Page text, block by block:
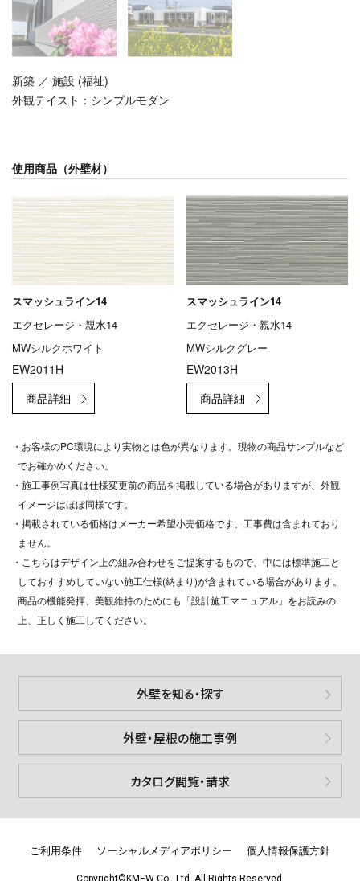
新築 ／ 施設 (福祉)
外観テイスト： シンプルモダン
使用商品（外壁材）
スマッシュライン14
エクセレージ・親水14
MWシルクホワイト
EW2011H
スマッシュライン14
エクセレージ・親水14
MWシルクグレー
EW2013H
・お客様のPC環境により実物とは色が異なります。現物の商品サンプルなど
でお確かめください。
・施工事例写真は仕様変更前の商品を掲載している場合がありますが、外観
イメージはほぼ同様です。
・掲載されている価格はメーカー希望小売価格です。工事費は含まれており
ません。
・こちらはデザイン上の組み合わせをご提案するもので、中には標準施工と
しておすすめしていない施工仕様(納まり)が含まれている場合があります。
商品の機能発揮、美観維持のためにも「設計施工マニュアル」をお読みの
上、正しく施工してください。
外壁を知る・探す
外壁・屋根の施工事例
カタログ閲覧・請求
Copyright©KMEW Co., Ltd. All Rights Reserved.
ご利用条件 ソーシャルメディアポリシー 個人情報保護方針